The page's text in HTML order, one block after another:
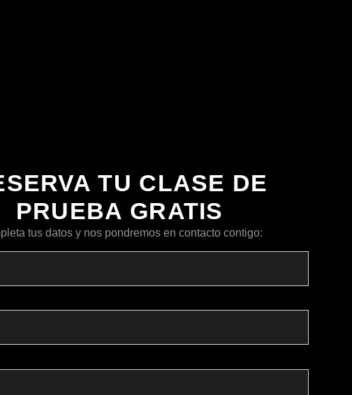
TU CLASE DE
PRUEBA GRATIS
tus datos y nos pondremos en contacto contigo: